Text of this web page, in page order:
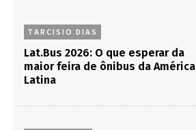
TARCISIO DIAS
Lat.Bus 2026: O que esperar da
maior feira de ônibus da América
Latina